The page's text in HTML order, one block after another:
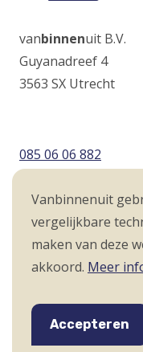
Vanbinnenuit
vergelijkbare
maken van deze
akkoord. Meer
Accepteren
vanbinnenuit B.V.
Guyanadreef 4
3563 SX Utrecht
085 06 06 882
Volg ons op
Volg
Vanbinnenuit
(Opens
in
window)
Volg
(Opens
in
window)
Voet
Privacyverklaring